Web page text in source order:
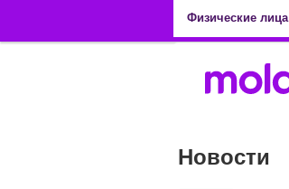
Физические лица
Новости